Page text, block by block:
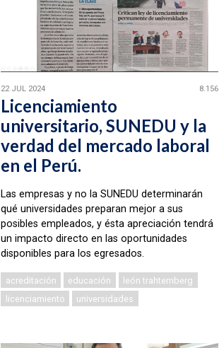
22 JUL 2024 8.156
Licenciamiento
universitario, SUNEDU y la
verdad del mercado laboral
en el Perú.
Las empresas y no la SUNEDU determinarán
qué universidades preparan mejor a sus
posibles empleados, y ésta apreciación tendrá
un impacto directo en las oportunidades
disponibles para los egresados.
acreditación educación
león trahtemberg
licenciamiento
universidades